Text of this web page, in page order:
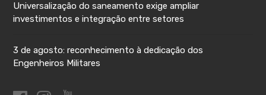
Universalização do saneamento exige ampliar
investimentos e integração entre setores
3 de agosto: reconhecimento à dedicação dos
Engenheiros Militares